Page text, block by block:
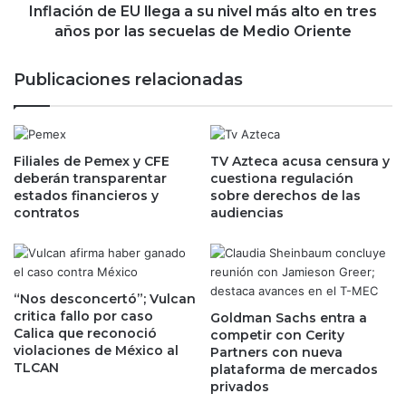
o
d
r
í
g
u
e
z
a
s
í
c
o
n
s
l
l
e
g
a
a
s
u
i
v
e
l
m
á
s
Inflación de EU llega a su nivel más alto en tres
años por las secuelas de Medio Oriente
Publicaciones relacionadas
Filiales de Pemex y CFE
deberán transparentar
estados financieros y
contratos
TV Azteca acusa censura y
cuestiona regulación
sobre derechos de las
audiencias
“Nos desconcertó”; Vulcan
critica fallo por caso
Calica que reconoció
violaciones de México al
TLCAN
Goldman Sachs entra a
competir con Cerity
Partners con nueva
plataforma de mercados
privados